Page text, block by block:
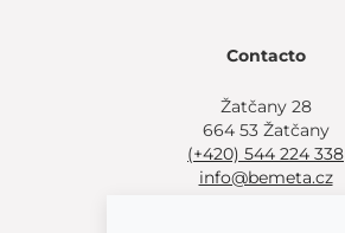
Contacto
Žatčany 28
664 53 Žatčany
(+420) 544 224 338
info@bemeta.cz